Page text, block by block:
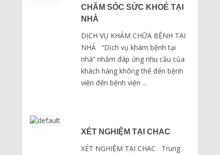
CHĂM SÓC SỨC KHOẺ TẠI
NHÀ
DỊCH VỤ KHÁM CHỮA BỆNH TẠI
NHÀ “Dịch vụ khám bệnh tại
nhà” nhằm đáp ứng nhu cầu của
khách hàng không thể đến bệnh
viện đến bệnh viện ...
XÉT NGHIỆM TẠI CHAC
XÉT NGHIỆM TẠI CHAC Trung